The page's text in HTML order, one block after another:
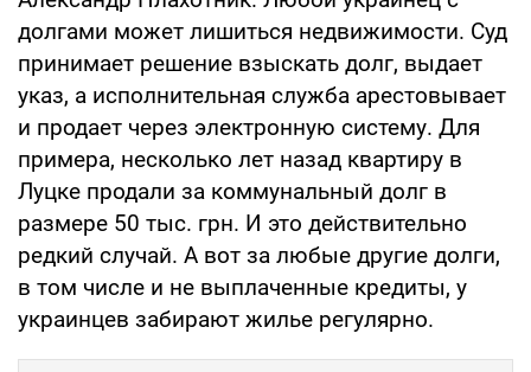
долгами может лишиться недвижимости. Суд
принимает решение взыскать долг, выдает
указ, а исполнительная служба арестовывает
и продает через электронную систему. Для
примера, несколько лет назад квартиру в
Луцке продали за коммунальный долг в
размере 50 тыс. грн. И это действительно
редкий случай. А вот за любые другие долги,
в том числе и не выплаченные кредиты, у
украинцев забирают жилье регулярно.